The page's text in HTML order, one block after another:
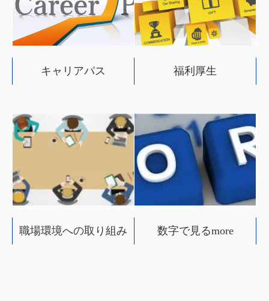
キャリアパス 福利厚生
職場環境への取り組み 数字で見るmore